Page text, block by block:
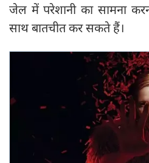
जेल में परेशानी का सामना
साथ बातचीत कर सकते हैं।